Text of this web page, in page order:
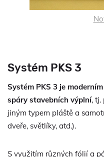
Systém PKS 3
Systém PKS 3 je
spáry stavebních výplní, tj.
jiným typem pláště a
dveře, světlíky, atd.).
S využitím různých fólií a